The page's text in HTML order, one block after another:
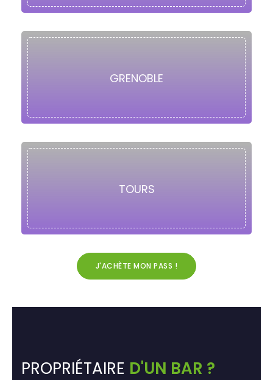
GRENOBLE
TOURS
J'ACHÈTE MON PASS !
PROPRIÉTAIRE D'UN BAR ?